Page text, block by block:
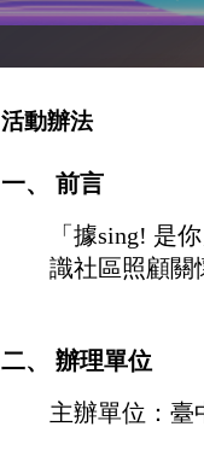
活動辦法
一、 前言
「據sing! 是
識社區照顧關
二、 辦理單位
主辦單位：臺